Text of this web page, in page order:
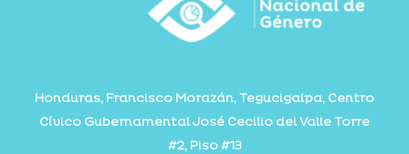
Honduras, Francisco Morazán, Tegucigalpa, Centro
Cívico Gubernamental José Cecilio del Valle Torre
#2, Piso #13